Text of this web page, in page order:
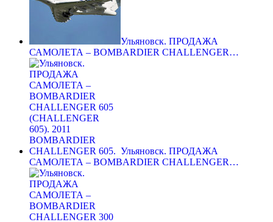
Ульяновск. ПРОДАЖА
САМОЛЕТА – BOMBARDIER CHALLENGER…
Ульяновск. ПРОДАЖА
САМОЛЕТА – BOMBARDIER CHALLENGER…